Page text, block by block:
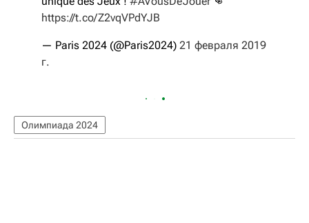
https://t.co/Z2vqVPdYJB
— Paris 2024 (@Paris2024) 21 февраля 2019
г.
Олимпиада 2024